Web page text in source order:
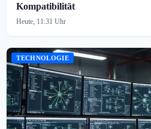
Kompatibilität
Heute, 11:31 Uhr
TECHNOLOGIE